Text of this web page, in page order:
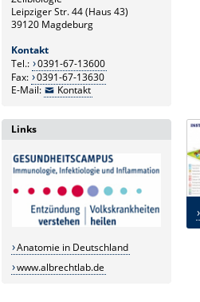
Leipziger Str. 44 (Haus 43)
39120 Magdeburg
Kontakt
Tel.: 0391-67-13600
Fax: 0391-67-13630
E-Mail:
Kontakt
Links
Anatomie in Deutschland
www.albrechtlab.de